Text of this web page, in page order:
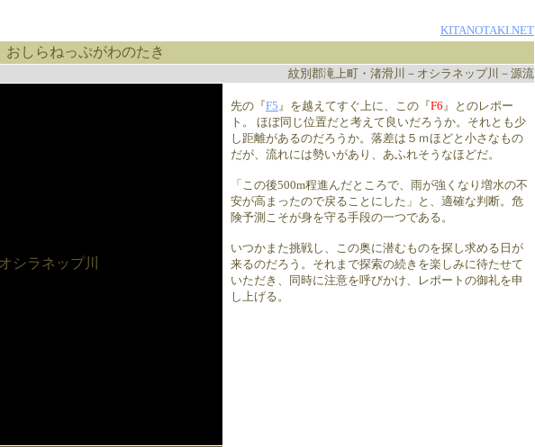
KITANOTAKI.NET
おしらねっぷがわのたき
紋別郡滝上町・渚滑川－オシラネップ川－源流
先の『F5』を越えてすぐ上に、この『F6』とのレポー
ト。 ほぼ同じ位置だと考えて良いだろうか。それとも少
し距離があるのだろうか。落差は５ｍほどと小さなもの
だが、流れには勢いがあり、あふれそうなほどだ。
「この後500m程進んだところで、雨が強くなり増水の不
安が高まったので戻ることにした」と、適確な判断。危
険予測こそが身を守る手段の一つである。
いつかまた挑戦し、この奥に潜むものを探し求める日が
来るのだろう。それまで探索の続きを楽しみに待たせて
いただき、同時に注意を呼びかけ、レポートの御礼を申
し上げる。